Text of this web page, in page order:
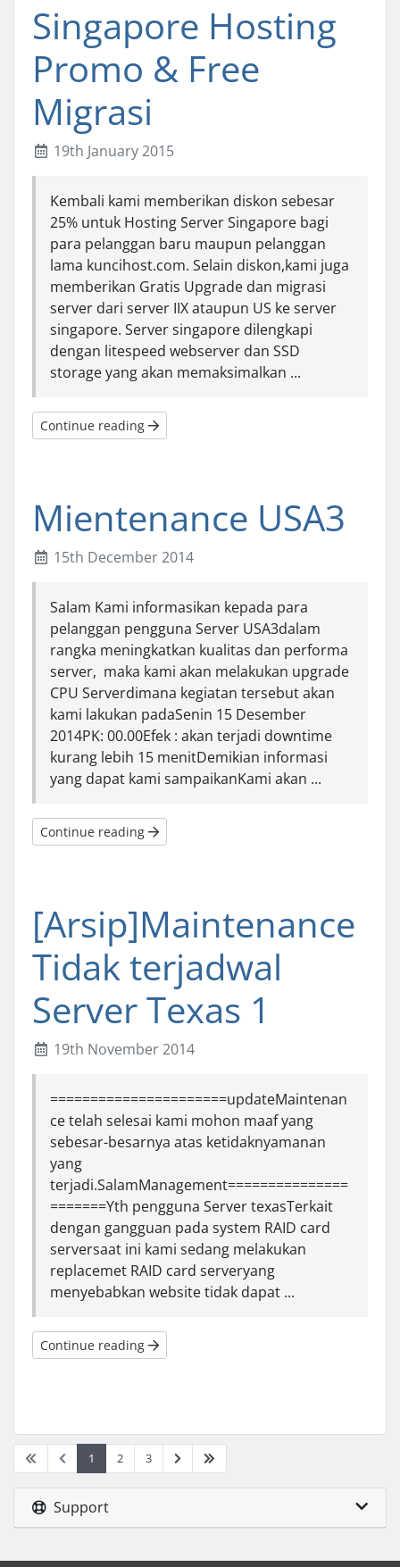
Singapore Hosting
Promo & Free
Migrasi
19th January 2015
Kembali kami memberikan diskon sebesar
25% untuk Hosting Server Singapore bagi
para pelanggan baru maupun pelanggan
lama kuncihost.com. Selain diskon,kami juga
memberikan Gratis Upgrade dan migrasi
server dari server IIX ataupun US ke server
singapore. Server singapore dilengkapi
dengan litespeed webserver dan SSD
storage yang akan memaksimalkan ...
Continue reading
Mientenance USA3
15th December 2014
Salam Kami informasikan kepada para
pelanggan pengguna Server USA3dalam
rangka meningkatkan kualitas dan performa
server, maka kami akan melakukan upgrade
CPU Serverdimana kegiatan tersebut akan
kami lakukan padaSenin 15 Desember
2014PK: 00.00Efek : akan terjadi downtime
kurang lebih 15 menitDemikian informasi
yang dapat kami sampaikanKami akan ...
Continue reading
[Arsip]Maintenance
Tidak terjadwal
Server Texas 1
19th November 2014
======================updateMaintenan
ce telah selesai kami mohon maaf yang
sebesar-besarnya atas ketidaknyamanan
yang
terjadi.SalamManagement===============
=======Yth pengguna Server texasTerkait
dengan gangguan pada system RAID card
serversaat ini kami sedang melakukan
replacemet RAID card serveryang
menyebabkan website tidak dapat ...
Continue reading
1 2 3
Support